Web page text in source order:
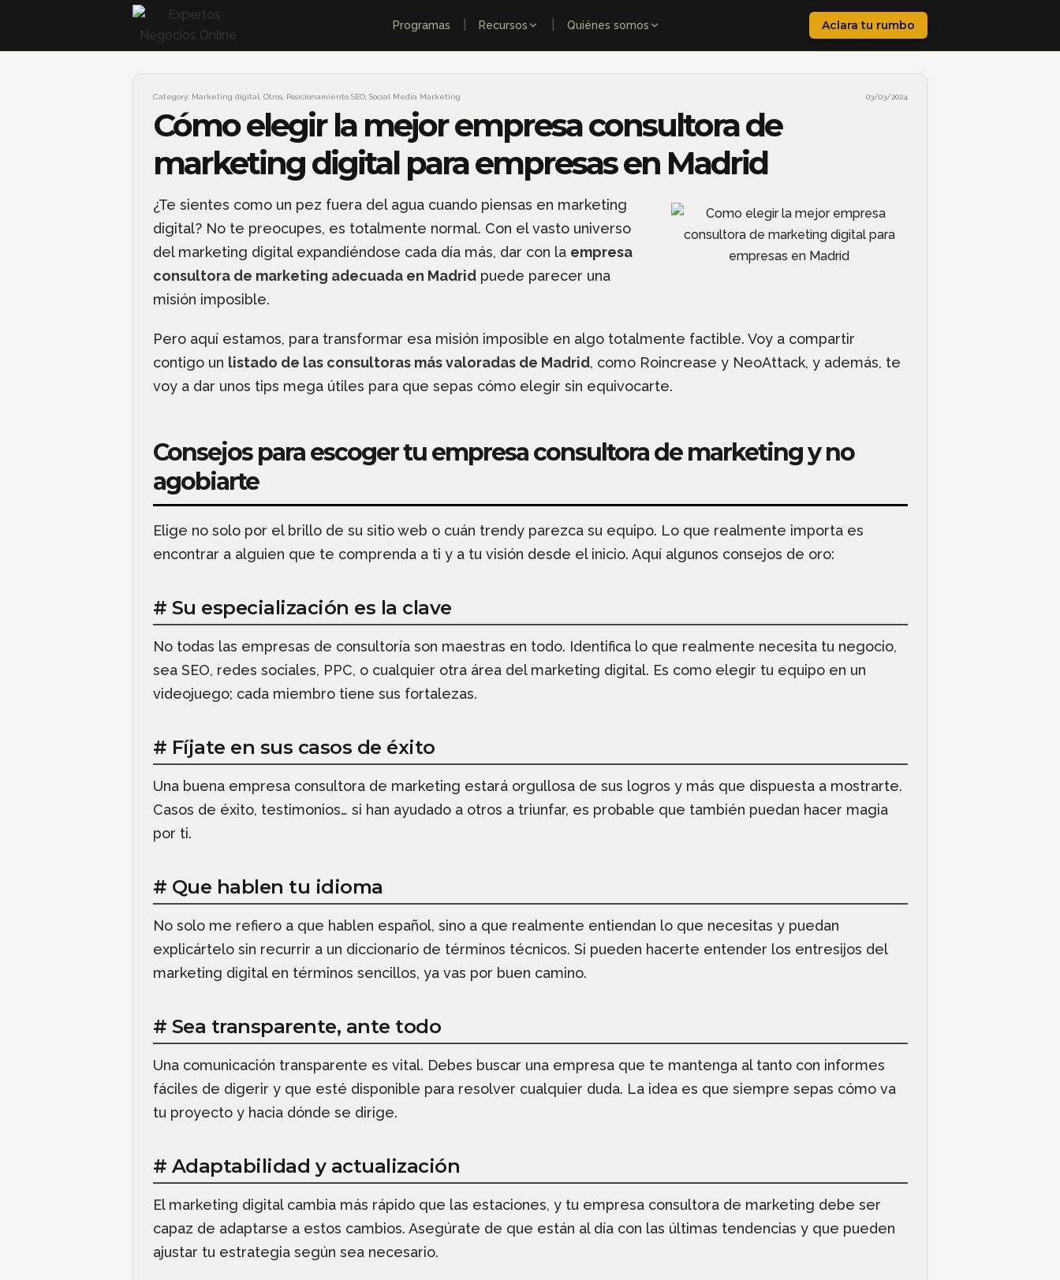
Programas Recursos Quiénes somos Aclara tu rumbo
03/03/2024
Category: Marketing digital Otros, Posicionamiento SEO, Social Media Marketing
Cómo elegir la mejor empresa consultora de
marketing digital para empresas en Madrid
¿Te sientes como un pez fuera del agua cuando piensas en marketing
digital? No te preocupes, es totalmente normal. Con el vasto universo
del marketing digital expandiéndose cada día más, dar con la empresa
consultora de marketing adecuada en Madridpuede parecer una
misión imposible.
Pero aquí estamos, para transformar esa misión imposible en algo totalmente factible. Voy a compartir
contigo un listado de las consultoras más valoradas de Madrid, como Roincrease y NeoAttack, y además, te
voy a dar unos tips mega útiles para que sepas cómo elegir sin equivocarte.
Consejos para escoger tu empresa consultora de marketing y no
agobiarte
Elige no solo por el brillo de su sitio web o cuán trendy parezca su equipo. Lo que realmente importa es
encontrar a alguien que te comprenda a ti y a tu visión desde el inicio. Aquí algunos consejos de oro:
# Su especialización es la clave
No todas las empresas de consultoría son maestras en todo. Identifica lo que realmente necesita tu negocio,
sea SEO, redes sociales, PPC, o cualquier otra área del marketing digital. Es como elegir tu equipo en un
videojuego; cada miembro tiene sus fortalezas.
# Fíjate en sus casos de éxito
Una buena empresa consultora de marketing estará orgullosa de sus logros y más que dispuesta a mostrarte.
Casos de éxito, testimonios… si han ayudado a otros a triunfar, es probable que también puedan hacer magia
por ti.
# Que hablen tu idioma
No solo me refiero a que hablen español, sino a que realmente entiendan lo que necesitas y puedan
explicártelo sin recurrir a un diccionario de términos técnicos. Si pueden hacerte entender los entresijos del
marketing digital en términos sencillos, ya vas por buen camino.
# Sea transparente, ante todo
Una comunicación transparente es vital. Debes buscar una empresa que te mantenga al tanto con informes
fáciles de digerir y que esté disponible para resolver cualquier duda. La idea es que siempre sepas cómo va
tu proyecto y hacia dónde se dirige.
# Adaptabilidad y actualización
El marketing digital cambia más rápido que las estaciones, y tu empresa consultora de marketing debe ser
capaz de adaptarse a estos cambios. Asegúrate de que están al día con las últimas tendencias y que pueden
ajustar tu estrategia según sea necesario.